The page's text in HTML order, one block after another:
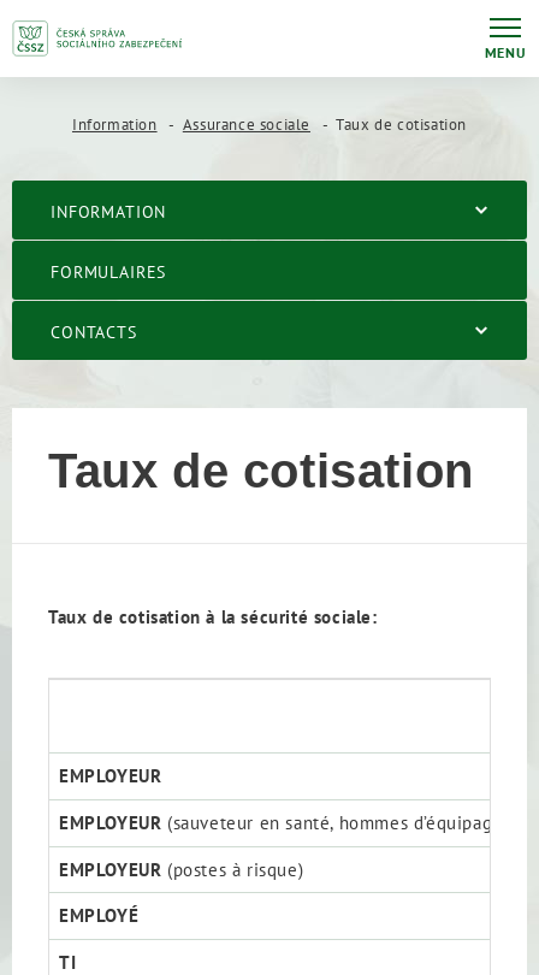
MENU
Information Assurance sociale Taux de cotisation
INFORMATION
FORMULAIRES
CONTACTS
Taux de cotisation
Taux de cotisation à la sécurité sociale:
EMPLOYEUR
EMPLOYEUR (sauveteur en santé, hommes d’équipage
EMPLOYEUR (postes à risque)
EMPLOYÉ
TI